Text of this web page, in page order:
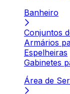
Banheiro
Conjuntos
Armários
Espelheiras
Gabinetes
Área de